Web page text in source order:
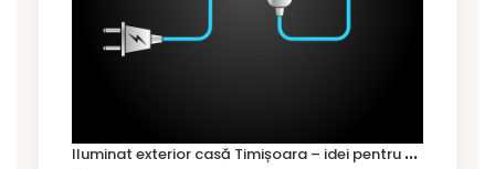
I
luminat exterior casă Timișoara – idei pentru siguranță și confort